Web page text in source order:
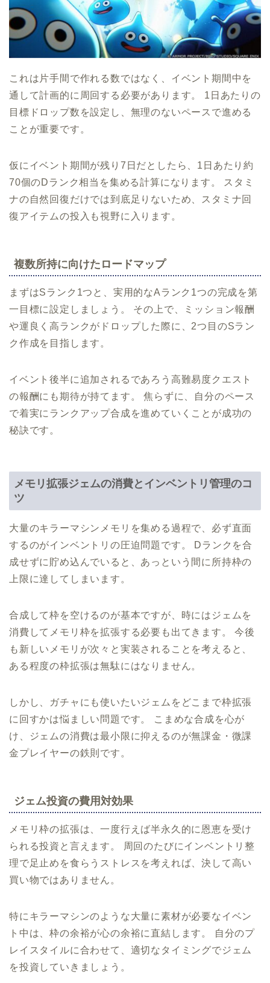
これは片手間で作れる数ではなく、イベント期間中を
通して計画的に周回する必要があります。 1日あたりの
目標ドロップ数を設定し、無理のないペースで進める
ことが重要です。
仮にイベント期間が残り7日だとしたら、1日あたり約
70個のDランク相当を集める計算になります。 スタミ
ナの自然回復だけでは到底足りないため、スタミナ回
復アイテムの投入も視野に入ります。
複数所持に向けたロードマップ
まずはSランク1つと、実用的なAランク1つの完成を第
一目標に設定しましょう。 その上で、ミッション報酬
や運良く高ランクがドロップした際に、2つ目のSラン
ク作成を目指します。
イベント後半に追加されるであろう高難易度クエスト
の報酬にも期待が持てます。 焦らずに、自分のペース
で着実にランクアップ合成を進めていくことが成功の
秘訣です。
メモリ拡張ジェムの消費とインベントリ管理のコ
ツ
大量のキラーマシンメモリを集める過程で、必ず直面
するのがインベントリの圧迫問題です。 Dランクを合
成せずに貯め込んでいると、あっという間に所持枠の
上限に達してしまいます。
合成して枠を空けるのが基本ですが、時にはジェムを
消費してメモリ枠を拡張する必要も出てきます。 今後
も新しいメモリが次々と実装されることを考えると、
ある程度の枠拡張は無駄にはなりません。
しかし、ガチャにも使いたいジェムをどこまで枠拡張
に回すかは悩ましい問題です。 こまめな合成を心が
け、ジェムの消費は最小限に抑えるのが無課金・微課
金プレイヤーの鉄則です。
ジェム投資の費用対効果
メモリ枠の拡張は、一度行えば半永久的に恩恵を受け
られる投資と言えます。 周回のたびにインベントリ整
理で足止めを食らうストレスを考えれば、決して高い
買い物ではありません。
特にキラーマシンのような大量に素材が必要なイベン
ト中は、枠の余裕が心の余裕に直結します。 自分のプ
レイスタイルに合わせて、適切なタイミングでジェム
を投資していきましょう。